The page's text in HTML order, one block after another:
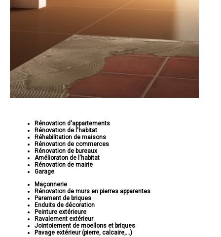
Rénovation d'appartements
Rénovation de l'habitat
Réhabilitation de maisons
Rénovation de commerces
Rénovation de bureaux
Amélioraton de l'habitat
Rénovation de mairie
Garage
Maçonnerie
Rénovation de murs en pierres apparentes
Parement de briques
Enduits de décoration
Peinture extérieure
Ravalement extérieur
Jointoiement de moellons et briques
Pavage extérieur (pierre, calcaire,...)